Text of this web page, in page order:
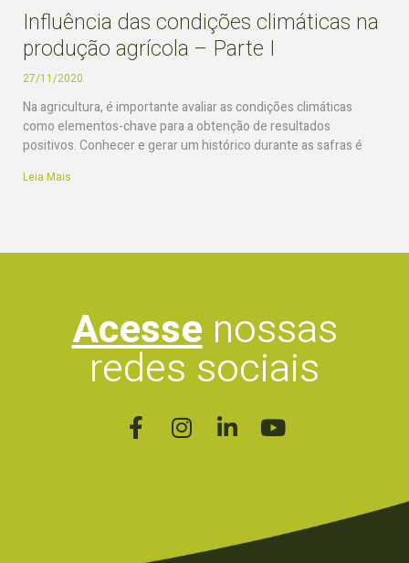
Influência das condições climáticas na
produção agrícola – Parte I
27/11/2020
Na agricultura, é importante avaliar as condições climáticas
como elementos-chave para a obtenção de resultados
positivos. Conhecer e gerar um histórico durante as safras é
Leia Mais
Acessenossas
redes sociais